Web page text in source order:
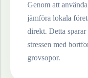
Genom att
jämföra lokala
direkt. Detta
stressen med
grovsopor.